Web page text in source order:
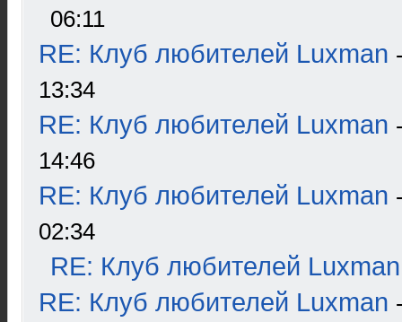
06:11
RE: Клуб любителей Luxman
13:34
RE: Клуб любителей Luxman
14:46
RE: Клуб любителей Luxman
02:34
RE: Клуб любителей Luxman
RE: Клуб любителей Luxman